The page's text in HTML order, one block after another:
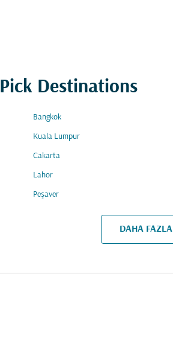
Destinations
Bangkok
Kuala Lumpur
Cakarta
Lahor
Peşaver
DAHA FAZLA